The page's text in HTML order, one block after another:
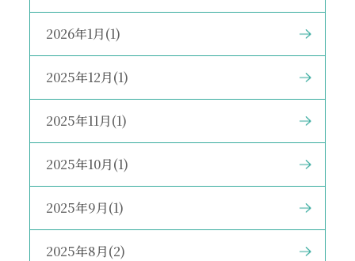
2026年1月(1)
2025年12月(1)
2025年11月(1)
2025年10月(1)
2025年9月(1)
2025年8月(2)